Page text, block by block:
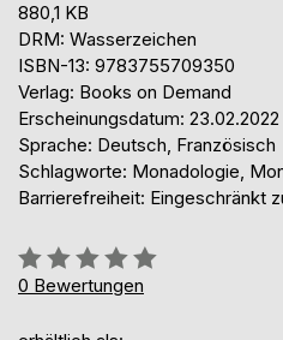
880,1 KB
DRM: Wasserzeichen
ISBN-13: 9783755709350
Verlag: Books on Demand
Erscheinungsdatum: 23.02.2022
Sprache: Deutsch, Französisch
Schlagworte: Monadologie,
Barrierefreiheit: Eingeschränkt
Bewertung::
0%
0 Bewertungen